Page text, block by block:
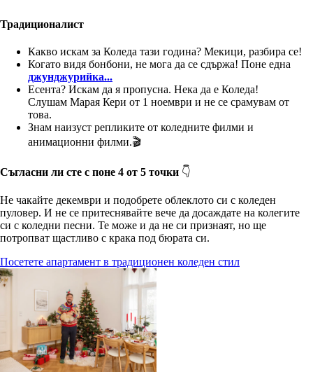
Традиционалист
Какво искам за Коледа тази година? Мекици, разбира се!
Когато видя бонбони, не мога да се сдържа! Поне една
джунджурийка...
Есента? Искам да я пропусна. Нека да е Коледа!
Слушам Марая Кери от 1 ноември и не се срамувам от
това.
Знам наизуст репликите от коледните филми и
анимационни филми.🎬
Съгласни ли сте с поне 4 от 5 точки 👇
Не чакайте декември и подобрете облеклото си с коледен
пуловер. И не се притеснявайте вече да досаждате на колегите
си с коледни песни. Те може и да не си признаят, но ще
потропват щастливо с крака под бюрата си.
Посетете апартамент в традиционен коледен стил